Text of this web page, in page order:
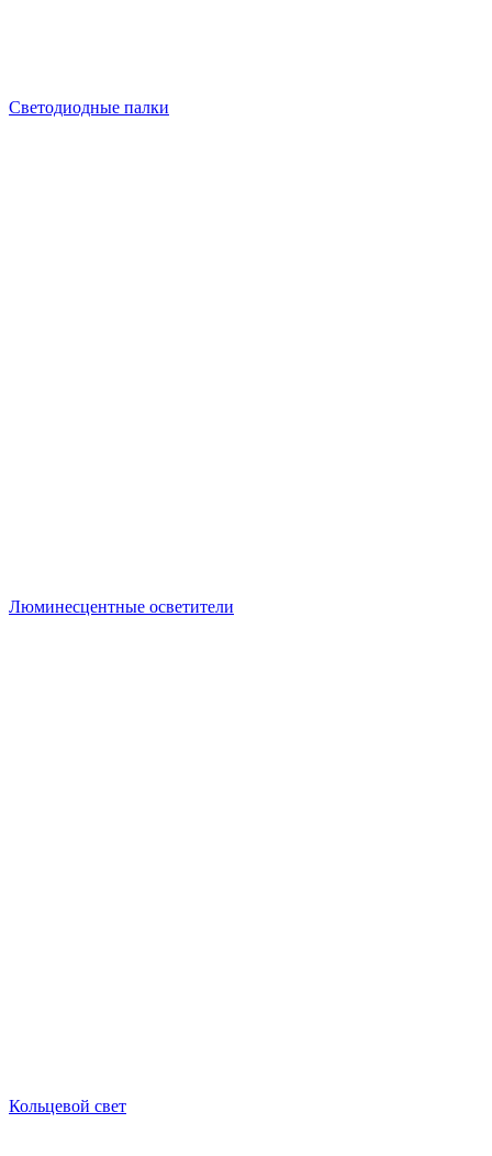
Светодиодные палки
Люминесцентные осветители
Кольцевой свет